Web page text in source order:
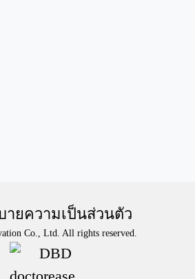
ายความเป็นส่วนตัว
Co., Ltd. All rights reserved.